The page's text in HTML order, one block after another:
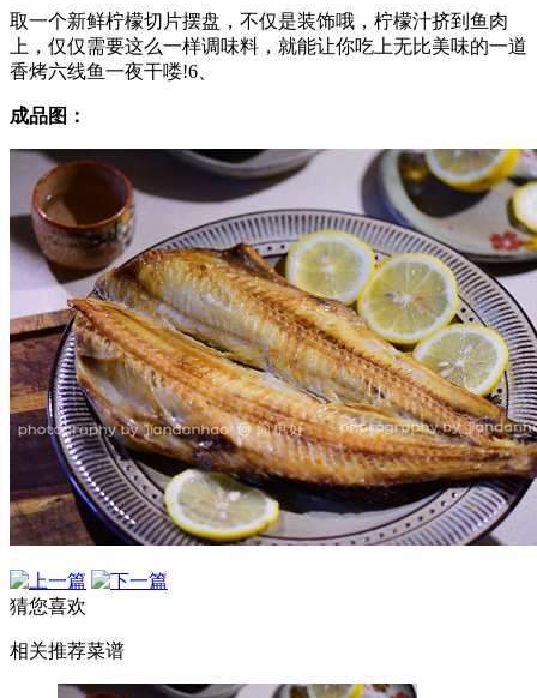
取一个新鲜柠檬切片摆盘，不仅是装饰哦，柠檬汁挤到鱼肉
上，仅仅需要这么一样调味料，就能让你吃上无比美味的一道
香烤六线鱼一夜干喽!6、
成品图：
猜您喜欢
相关推荐菜谱